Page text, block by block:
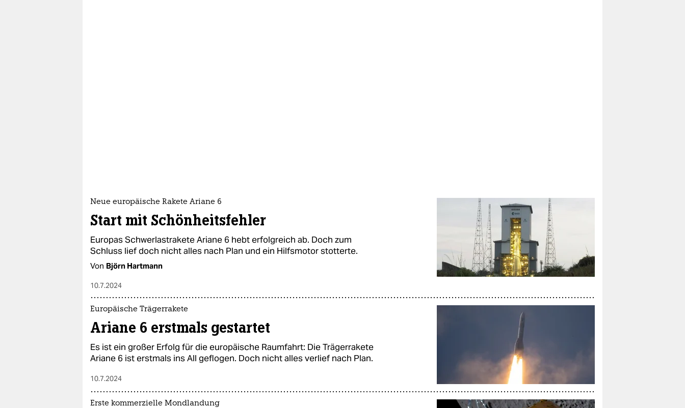
Neue europäische Rakete Ariane 6
Start mit Schönheitsfehler
Europas Schwerlastrakete Ariane 6 hebt erfolgreich ab. Doch zum
Schluss lief doch nicht alles nach Plan und ein Hilfsmotor stotterte.
Von Björn Hartmann
10.7.2024
Europäische Trägerrakete
Ariane 6 erstmals gestartet
Es ist ein großer Erfolg für die europäische Raumfahrt: Die Trägerrakete
Ariane 6 ist erstmals ins All geflogen. Doch nicht alles verlief nach Plan.
10.7.2024
Erste kommerzielle Mondlandung